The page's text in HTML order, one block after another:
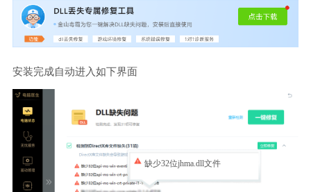
安装完成自动进入如下界面
缺少32位jhma.dll文件